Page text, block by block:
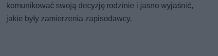
komunikować swoją decyzję rodzinie i jasno wyjaśnić,
jakie były zamierzenia zapisodawcy.